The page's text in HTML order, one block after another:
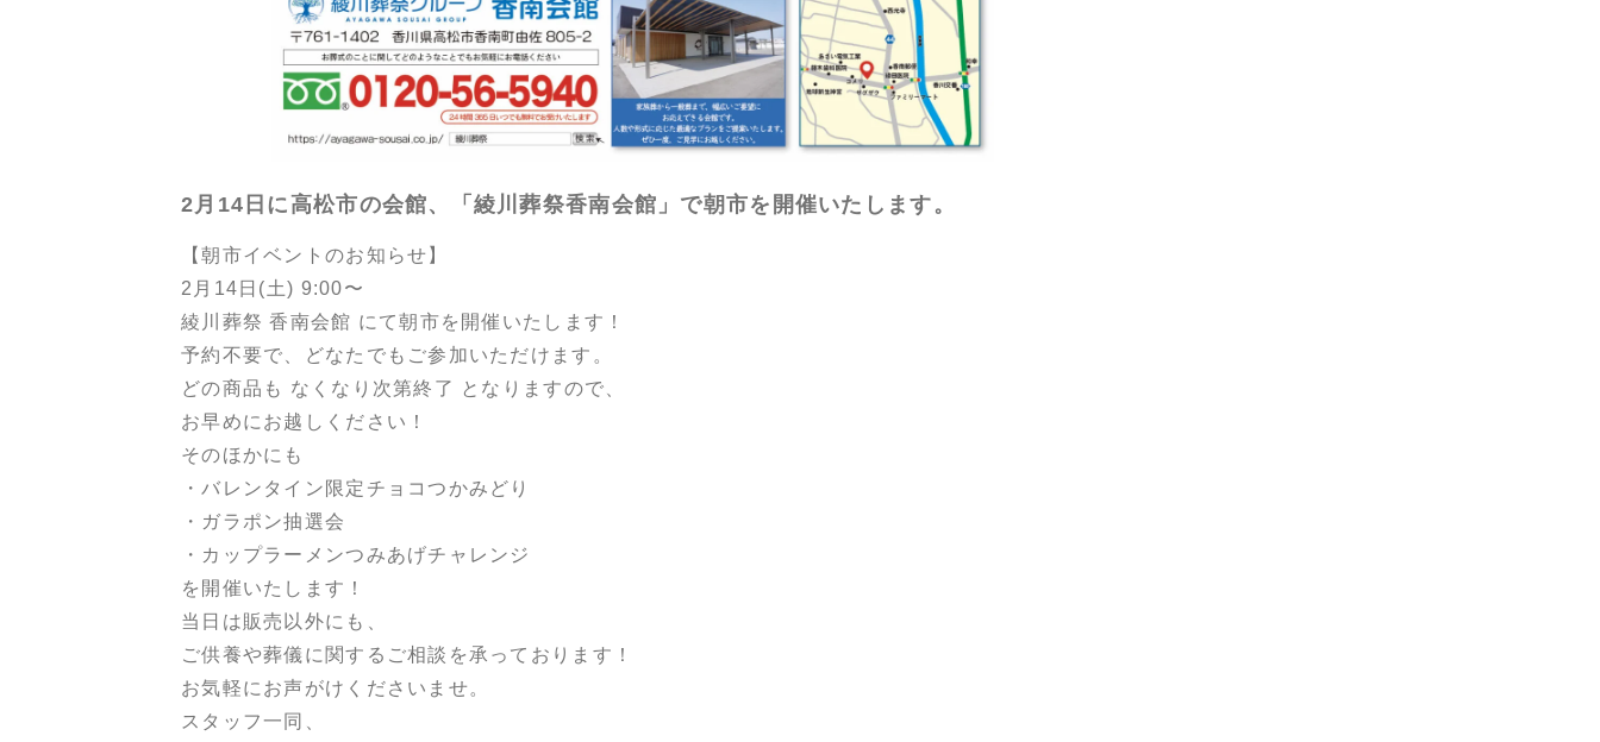
2月14日に高松市の会館、「綾川葬祭香南会館」で朝市を開催いたします。
【朝市イベントのお知らせ】
2月14日(土) 9:00〜
綾川葬祭 香南会館 にて朝市を開催いたします！
予約不要で、どなたでもご参加いただけます。
どの商品も なくなり次第終了 となりますので、
お早めにお越しください！
そのほかにも
・バレンタイン限定チョコつかみどり
・ガラポン抽選会
・カップラーメンつみあげチャレンジ
を開催いたします！
当日は販売以外にも、
ご供養や葬儀に関するご相談を承っております！
お気軽にお声がけくださいませ。
スタッフ一同、